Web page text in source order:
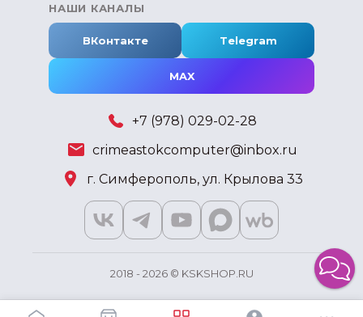
НАШИ КАНАЛЫ
ВКонтакте Telegram
MAX
+7 (978) 029-02-28
crimeastokcomputer@inbox.ru
г. Симферополь, ул. Крылова 33
2018 - 2026 © KSKSHOP.RU